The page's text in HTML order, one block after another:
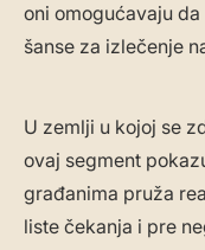
oni omogućavaju
šanse za izlečenje
U zemlji u kojoj se
ovaj segment
građanima pruža
liste čekanja i pre